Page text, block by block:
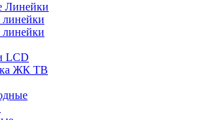
Линейки
линейки
линейки
LCD
ЖК ТВ